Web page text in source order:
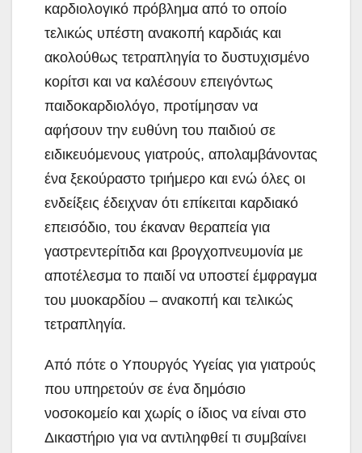
καρδιολογικό πρόβλημα από το οποίο
τελικώς υπέστη ανακοπή καρδιάς και
ακολούθως τετραπληγία το δυστυχισμένο
κορίτσι και να καλέσουν επειγόντως
παιδοκαρδιολόγο, προτίμησαν να
αφήσουν την ευθύνη του παιδιού σε
ειδικευόμενους γιατρούς, απολαμβάνοντας
ένα ξεκούραστο τριήμερο και ενώ όλες οι
ενδείξεις έδειχναν ότι επίκειται καρδιακό
επεισόδιο, του έκαναν θεραπεία για
γαστρεντερίτιδα και βρογχοπνευμονία με
αποτέλεσμα το παιδί να υποστεί έμφραγμα
του μυοκαρδίου – ανακοπή και τελικώς
τετραπληγία.
Από πότε ο Υπουργός Υγείας για γιατρούς
που υπηρετούν σε ένα δημόσιο
νοσοκομείο και χωρίς ο ίδιος να είναι στο
Δικαστήριο για να αντιληφθεί τι συμβαίνει